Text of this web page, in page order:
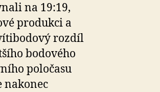
na 19:19,
produkci a
rozdíl
bodového
poločasu
nakonec